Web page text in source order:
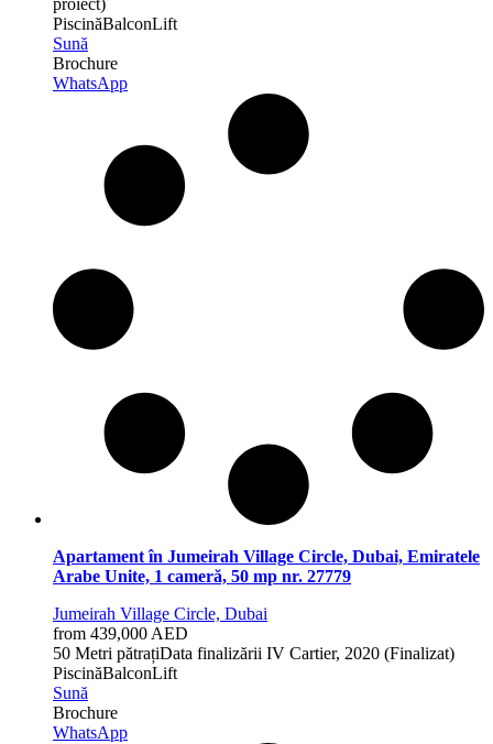
proiect)
PiscinăBalconLift
Sună
Brochure
WhatsApp
Apartament în Jumeirah Village Circle, Dubai, Emiratele
Arabe Unite, 1 cameră, 50 mp nr. 27779
Jumeirah Village Circle, Dubai
from 439,000 AED
50 Metri pătrațiData finalizării IV Cartier, 2020 (Finalizat)
PiscinăBalconLift
Sună
Brochure
WhatsApp